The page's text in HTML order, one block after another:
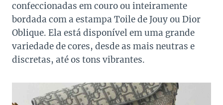
confeccionadas em couro ou inteiramente
bordada com a estampa Toile de Jouy ou Dior
Oblique. Ela está disponível em uma grande
variedade de cores, desde as mais neutras e
discretas, até os tons vibrantes.